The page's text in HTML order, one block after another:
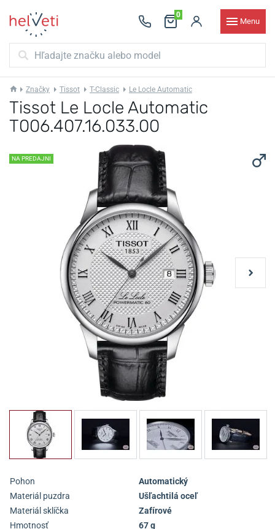
0
Menu
Značky Tissot T-Classic Le Locle Automatic
Tissot Le Locle Automatic
T006.407.16.033.00
NA PREDAJNI
Pohon
Automatický
Materiál puzdra
Ušľachtilá oceľ
Materiál sklíčka
Zafírové
Hmotnosť
67 g